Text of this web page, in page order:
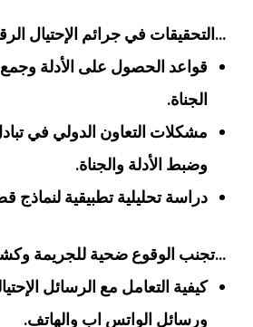
…التحقيقات في جرائم الإحتيال
قواعد الحصول على الأدلة وجمع
الجناة.
مشكلات التعاون الدولي في
وضبط الأدلة والجناة.
دراسة تحليلية تطبيقية لنماذج
…تجنب الوقوع ضحية للجريمة
كيفية التعامل مع الرسائل
ورسائل الواتس اب والهاتف.